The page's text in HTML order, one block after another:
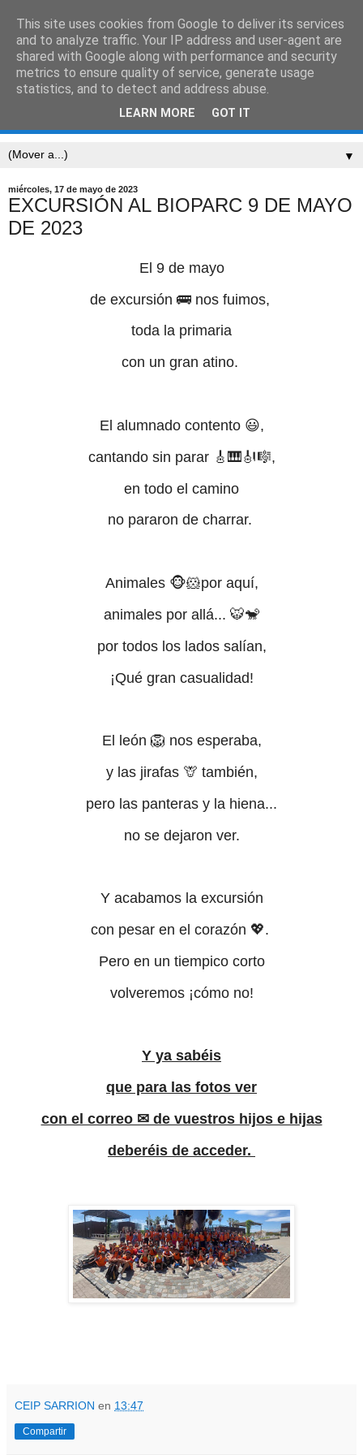
CEIP SARRIÓN
"Mucha gente pequeña, en lugares pequeños, haciendo
cosas pequeñas, puede cambiar el mundo." Eduardo
▼
miércoles, 17 de mayo de 2023
EXCURSIÓN AL BIOPARC 9 DE MAYO
DE 2023
El 9 de mayo
de excursión 🚌 nos fuimos,
toda la primaria
con un gran atino.
El alumnado contento 😃,
cantando sin parar 🎸🎹🎻🎼,
en todo el camino
no pararon de charrar.
Animales 🐵🐹por aquí,
animales por allá... 🐯🐒
por todos los lados salían,
¡Qué gran casualidad!
El león 🦁 nos esperaba,
y las jirafas 🦒 también,
pero las panteras y la hiena...
no se dejaron ver.
Y acabamos la excursión
con pesar en el corazón 💖.
Pero en un tiempico corto
volveremos ¡cómo no!
Y ya sabéis
que para las fotos ver
con el correo ✉ de vuestros hijos e hijas
deberéis de acceder.
CEIP SARRION en 13:47
Compartir
This site uses cookies from Google to deliver its services
and to analyze traffic. Your IP address and user-agent are
shared with Google along with performance and security
metrics to ensure quality of service, generate usage
statistics, and to detect and address abuse.
LEARN MORE GOT IT